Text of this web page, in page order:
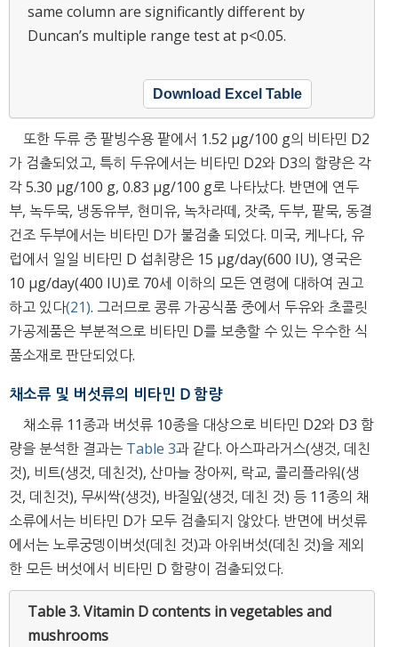
same column are significantly different by
Duncan’s multiple range test at p<0.05.
Download Excel Table
또한 두류 중 팥빙수용 팥에서 1.52 μg/100 g의 비타민 D2
가 검출되었고, 특히 두유에서는 비타민 D2와 D3의 함량은 각
각 5.30 μg/100 g, 0.83 μg/100 g로 나타났다. 반면에 연두
부, 녹두묵, 냉동유부, 현미유, 녹차라떼, 잣죽, 두부, 팥묵, 동결
건조 두부에서는 비타민 D가 불검출 되었다. 미국, 케나다, 유
럽에서 일일 비타민 D 섭취량은 15 μg/day(600 IU), 영국은
10 μg/day(400 IU)로 70세 이하의 모든 연령에 대하여 권고
하고 있다(21). 그러므로 콩류 가공식품 중에서 두유와 초콜릿
가공제품은 부분적으로 비타민 D를 보충할 수 있는 우수한 식
품소재로 판단되었다.
채소류 및 버섯류의 비타민 D 함량
채소류 11종과 버섯류 10종을 대상으로 비타민 D2와 D3 함
량을 분석한 결과는 Table 3과 같다. 아스파라거스(생것, 데친
것), 비트(생것, 데친것), 산마늘 장아찌, 락교, 콜리플라워(생
것, 데친것), 무씨싹(생것), 바질잎(생것, 데친 것) 등 11종의 채
소류에서는 비타민 D가 모두 검출되지 않았다. 반면에 버섯류
에서는 노루궁뎅이버섯(데친 것)과 아위버섯(데친 것)을 제외
한 모든 버섯에서 비타민 D 함량이 검출되었다.
Table 3.Vitamin D contents in vegetables and
mushrooms